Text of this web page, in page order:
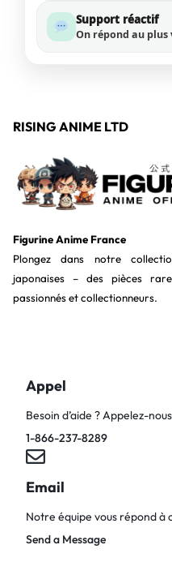
Support réactif
On répond au plus
RISING ANIME LTD
Figurine Anime France
Plongez dans notre
japonaises – des pièces
passionnés et collectionneurs.
Appel
Besoin d’aide ? Appelez-
1-866-237-8289
Email
Notre équipe vous répond à
Send a Message